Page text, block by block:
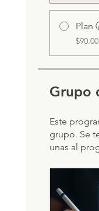
Plan
Grupo
Este
grupo. Se
unas al